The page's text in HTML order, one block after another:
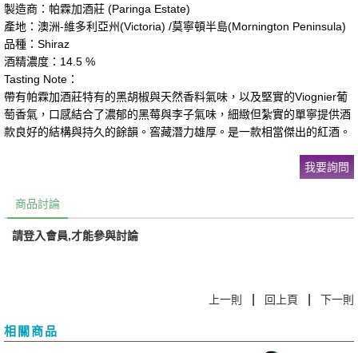
製造商：帕霖加酒莊 (Paringa Estate)
產地：澳洲-維多利亞州(Victoria) /莫寧頓半島(Mornington Peninsula)
品種：Shiraz
酒精濃度：14.5 %
Tasting Note：
帶有帕霖加酒莊特有的黑胡椒與天然香料氣味，以及堅實的Viognier葡
萄香氣，口感結合了濃郁的黑莓與李子氣味，細緻但紮實的單寧提供酒
款良好的結構與持久的餘韻。窖藏潛力雄厚。是一款相當傑出的紅酒。
我要詢問
商品討論
請登入會員,才能參與討論
上一則 回上頁 下一則
相關商品